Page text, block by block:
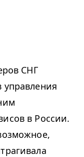
СНГ
управления
в России.